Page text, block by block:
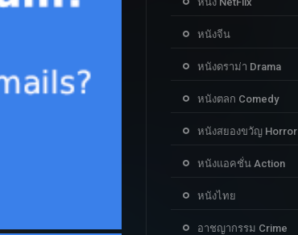
หนังจีน
หนังดราม่า Drama
หนังตลก Comedy
หนังสยองขวัญ Horror
หนังแอคชั่น Action
หนังไทย
อาชญากรรม Crime